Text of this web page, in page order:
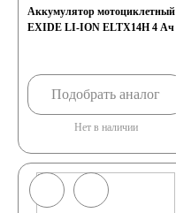
Аккумулятор мотоциклетный
EXIDE LI-ION ELTX14H 4 Ач
Подобрать аналог
Нет в наличии